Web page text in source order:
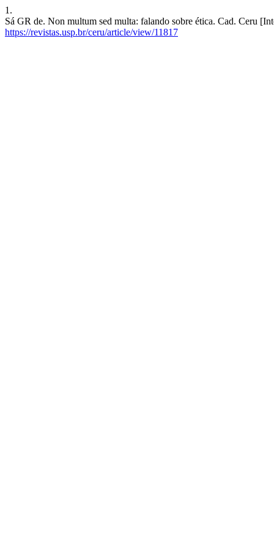
1.
Sá GR de. Non multum sed multa: falando sobre ética. Cad. Ceru
https://revistas.usp.br/ceru/article/view/11817